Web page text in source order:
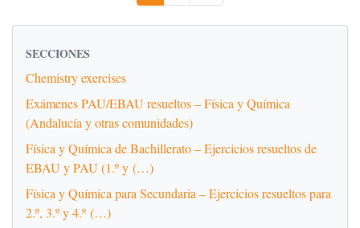
SECCIONES
Chemistry exercises
Exámenes PAU/EBAU resueltos – Física y Química
(Andalucía y otras comunidades)
Física y Química de Bachillerato – Ejercicios resueltos de
EBAU y PAU (1.º y (…)
Física y Química para Secundaria – Ejercicios resueltos para
2.º, 3.º y 4.º (…)